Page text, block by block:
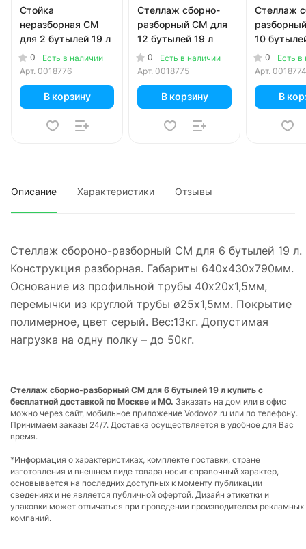
Стойка
неразборная СМ
для 2 бутылей 19 л
0
Есть в наличии
Арт. 0018776
В корзину
Стеллаж сборно-
разборный СМ для
12 бутылей 19 л
0
Есть в наличии
Арт. 0018775
В корзину
Стеллаж
10
0
Есть в
Арт. 0018774
В
Описание Характеристики Отзывы
Стеллаж сбороно-разборный СМ для 6 бутылей 19 л.
Конструкция разборная. Габариты 640х430х790мм.
Основание из профильной трубы 40х20х1,5мм,
перемычки из круглой трубы ø25х1,5мм. Покрытие
полимерное, цвет серый. Вес:13кг. Допустимая
нагрузка на одну полку – до 50кг.
Стеллаж сборно-разборный СМ для 6 бутылей 19 л купить с
бесплатной доставкой по Москве и МО. Заказать на дом или в офис
можно через сайт, мобильное приложение Vodovoz.ru или по телефону.
Принимаем заказы 24/7. Доставка осуществляется в удобное для Вас
время.
*Информация о характеристиках, комплекте поставки, стране
изготовления и внешнем виде товара носит справочный характер,
основывается на последних доступных к моменту публикации
сведениях и не является публичной офертой. Дизайн этикетки и
упаковки может отличаться при проведении производителем рекламных
компаний.